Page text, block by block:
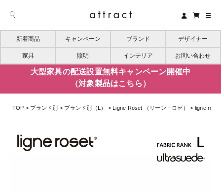
新着商品 キャンペーン ブランド デザイナー
家具 照明 インテリア お問い合わせ
大型家具の配送設置無料キャンペーン開催中
（対象製品はこちら）
TOP ブランド別 ブランド別（L） Ligne Roset （リーン・ロゼ） ligne